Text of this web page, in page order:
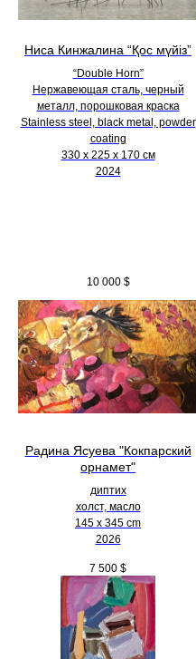
Ниса Кинжалина “Қос мүйіз”
“Double Horn”
Нержавеющая сталь, черный
металл, порошковая краска
Stainless steel, black metal, powder
coating
330 х 225 х 170 см
2024
10 000 $
Радина Ясуева "Кокпарский
орнамет"
диптих
холст, масло
145 х 345 cm
2026
7 500 $